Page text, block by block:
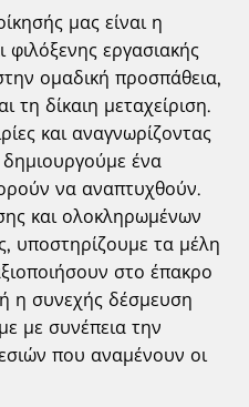
μας είναι η
φιλόξενης εργασιακής
ομαδική προσπάθεια,
τη δίκαιη μεταχείριση.
και αναγνωρίζοντας
δημιουργούμε ένα
να αναπτυχθούν.
και ολοκληρωμένων
υποστηρίζουμε τα μέλη
στο έπακρο
η συνεχής δέσμευση
με συνέπεια την
που αναμένουν οι